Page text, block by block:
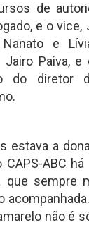
de
e o vice,
Nanato e
Jairo Paiva,
do diretor
estava a
ABC há
sempre
não é